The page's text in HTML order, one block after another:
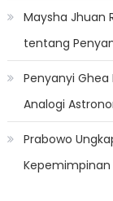
Maysha Jhuan
tentang
Penyanyi Ghea
Analogi
Prabowo
Kepemimpinan